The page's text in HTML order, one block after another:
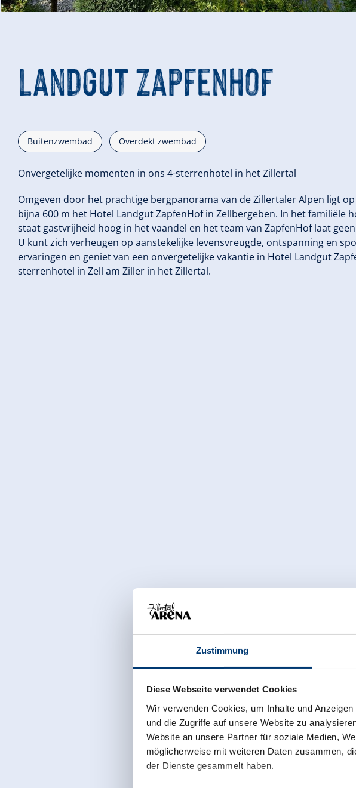
Zustimmung
Diese Webseite verwendet Cookies
Wir verwenden Cookies, um Inhalte und
und die Zugriffe auf unsere Website zu
Website an unsere Partner für soziale Medien,
möglicherweise mit weiteren Daten zusammen,
der Dienste gesammelt haben.
Landgut Zapfenhof
Buitenzwembad Overdekt zwembad
Onvergetelijke momenten in ons 4-sterrenhotel in het Zillertal
Omgeven door het prachtige bergpanorama van de Zillertaler Alpen ligt
bijna 600 m het Hotel Landgut ZapfenHof in Zellbergeben. In het familiële
staat gastvrijheid hoog in het vaandel en het team van ZapfenHof laat
U kunt zich verheugen op aanstekelijke levensvreugde, ontspanning en
ervaringen en geniet van een onvergetelijke vakantie in Hotel Landgut
sterrenhotel in Zell am Ziller in het Zillertal.